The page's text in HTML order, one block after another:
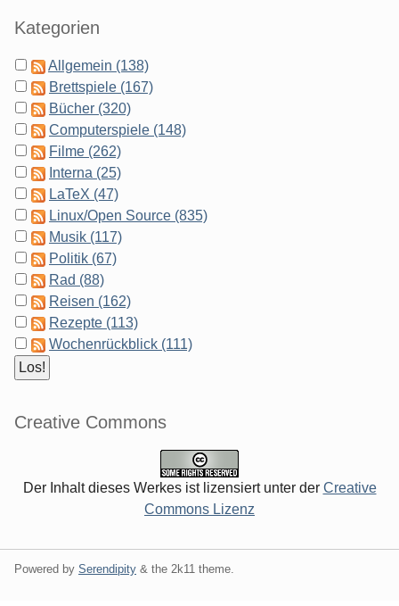
Kategorien
Allgemein (138)
Brettspiele (167)
Bücher (320)
Computerspiele (148)
Filme (262)
Interna (25)
LaTeX (47)
Linux/Open Source (835)
Musik (117)
Politik (67)
Rad (88)
Reisen (162)
Rezepte (113)
Wochenrückblick (111)
Creative Commons
Der Inhalt dieses Werkes ist lizensiert unter der Creative
Commons Lizenz
Powered by Serendipity & the 2k11 theme.